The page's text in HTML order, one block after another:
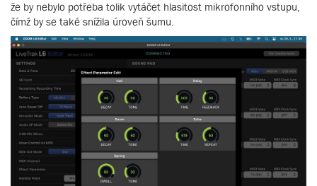
že by nebylo potřeba tolik vytáčet hlasitost mikrofonního vstupu,
čímž by se také snížila úroveň šumu.